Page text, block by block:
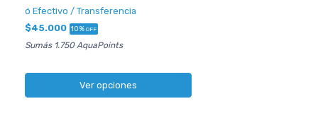
ó Efectivo / Transferencia
$45.000 10% OFF
Sumás 1.750 AquaPoints
Ver opciones